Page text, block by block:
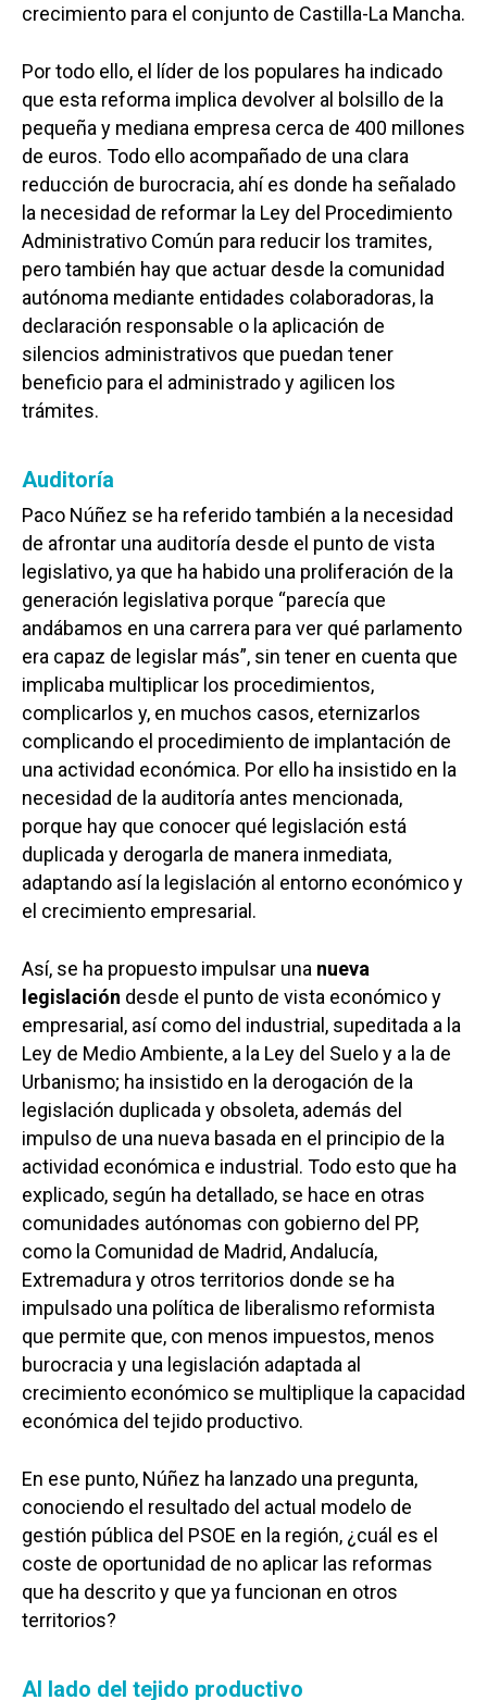
crecimiento para el conjunto de Castilla-La Mancha.
Por todo ello, el líder de los populares ha indicado
que esta reforma implica devolver al bolsillo de la
pequeña y mediana empresa cerca de 400 millones
de euros. Todo ello acompañado de una clara
reducción de burocracia, ahí es donde ha señalado
la necesidad de reformar la Ley del Procedimiento
Administrativo Común para reducir los tramites,
pero también hay que actuar desde la comunidad
autónoma mediante entidades colaboradoras, la
declaración responsable o la aplicación de
silencios administrativos que puedan tener
beneficio para el administrado y agilicen los
trámites.
Auditoría
Paco Núñez se ha referido también a la necesidad
de afrontar una auditoría desde el punto de vista
legislativo, ya que ha habido una proliferación de la
generación legislativa porque “parecía que
andábamos en una carrera para ver qué parlamento
era capaz de legislar más”, sin tener en cuenta que
implicaba multiplicar los procedimientos,
complicarlos y, en muchos casos, eternizarlos
complicando el procedimiento de implantación de
una actividad económica. Por ello ha insistido en la
necesidad de la auditoría antes mencionada,
porque hay que conocer qué legislación está
duplicada y derogarla de manera inmediata,
adaptando así la legislación al entorno económico y
el crecimiento empresarial.
Así, se ha propuesto impulsar una nueva
legislación desde el punto de vista económico y
empresarial, así como del industrial, supeditada a la
Ley de Medio Ambiente, a la Ley del Suelo y a la de
Urbanismo; ha insistido en la derogación de la
legislación duplicada y obsoleta, además del
impulso de una nueva basada en el principio de la
actividad económica e industrial. Todo esto que ha
explicado, según ha detallado, se hace en otras
comunidades autónomas con gobierno del PP,
como la Comunidad de Madrid, Andalucía,
Extremadura y otros territorios donde se ha
impulsado una política de liberalismo reformista
que permite que, con menos impuestos, menos
burocracia y una legislación adaptada al
crecimiento económico se multiplique la capacidad
económica del tejido productivo.
En ese punto, Núñez ha lanzado una pregunta,
conociendo el resultado del actual modelo de
gestión pública del PSOE en la región, ¿cuál es el
coste de oportunidad de no aplicar las reformas
que ha descrito y que ya funcionan en otros
territorios?
Al lado del tejido productivo
Castilla-La
Economía